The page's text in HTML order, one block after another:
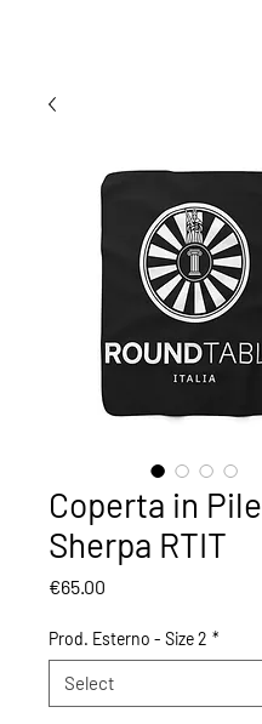
Coperta in Pile
Sherpa RTIT
€65.00
Prod. Esterno - Size 2 *